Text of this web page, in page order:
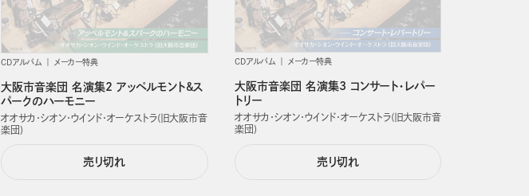
CDアルバム メーカー特典
大阪市音楽団 名演集2 アッペルモント&ス
パークのハーモニー
オオサカ・シオン・ウインド・オーケストラ(旧大阪市音
楽団)
売り切れ
CDアルバム メーカー特典
大阪市音楽団 名演集3 コンサート・レパー
トリー
オオサカ・シオン・ウインド・オーケストラ(旧大阪市音
楽団)
売り切れ